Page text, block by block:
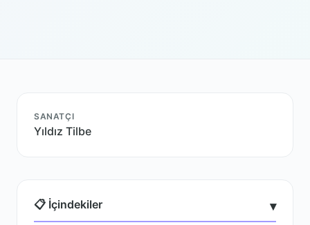
SANATÇI
Yıldız Tilbe
📋 İçindekiler ▾